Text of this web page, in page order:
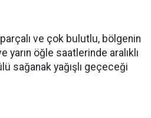
ve çok bulutlu, bölgenin
yarın öğle saatlerinde aralıklı
sağanak yağışlı geçeceği